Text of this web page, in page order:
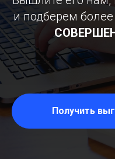
и подберем
Получить